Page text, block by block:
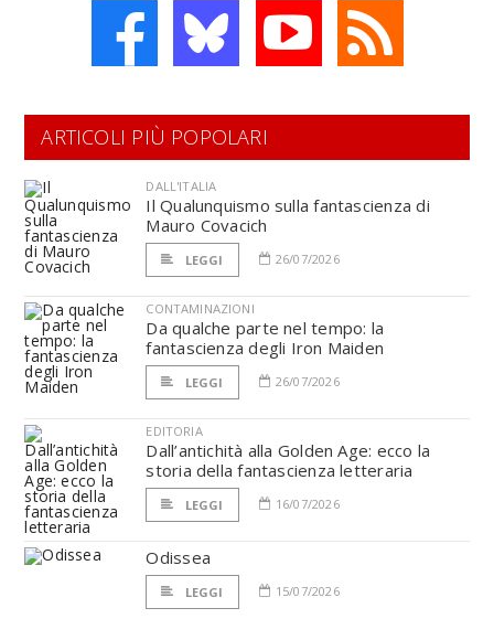
ARTICOLI PIÙ POPOLARI
DALL'ITALIA
Il Qualunquismo sulla fantascienza di
Mauro Covacich
LEGGI 26/07/2026
CONTAMINAZIONI
Da qualche parte nel tempo: la
fantascienza degli Iron Maiden
LEGGI 26/07/2026
EDITORIA
Dall’antichità alla Golden Age: ecco la
storia della fantascienza letteraria
LEGGI 16/07/2026
Odissea
LEGGI 15/07/2026